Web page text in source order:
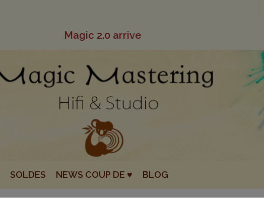
Magic 2.0 arrive
SOLDES NEWS COUP DE ♥ BLOG